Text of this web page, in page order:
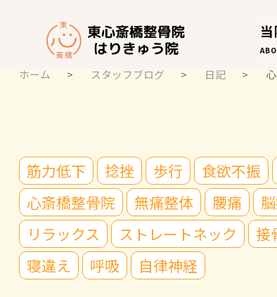
STAFF BLOG
ホーム > スタッフブログ > 日記 >
筋力低下 捻挫 歩行 食欲不振
心斎橋整骨院
無痛整体 腰痛
リラックス
ストレートネック 接
寝違え
呼吸 自律神経